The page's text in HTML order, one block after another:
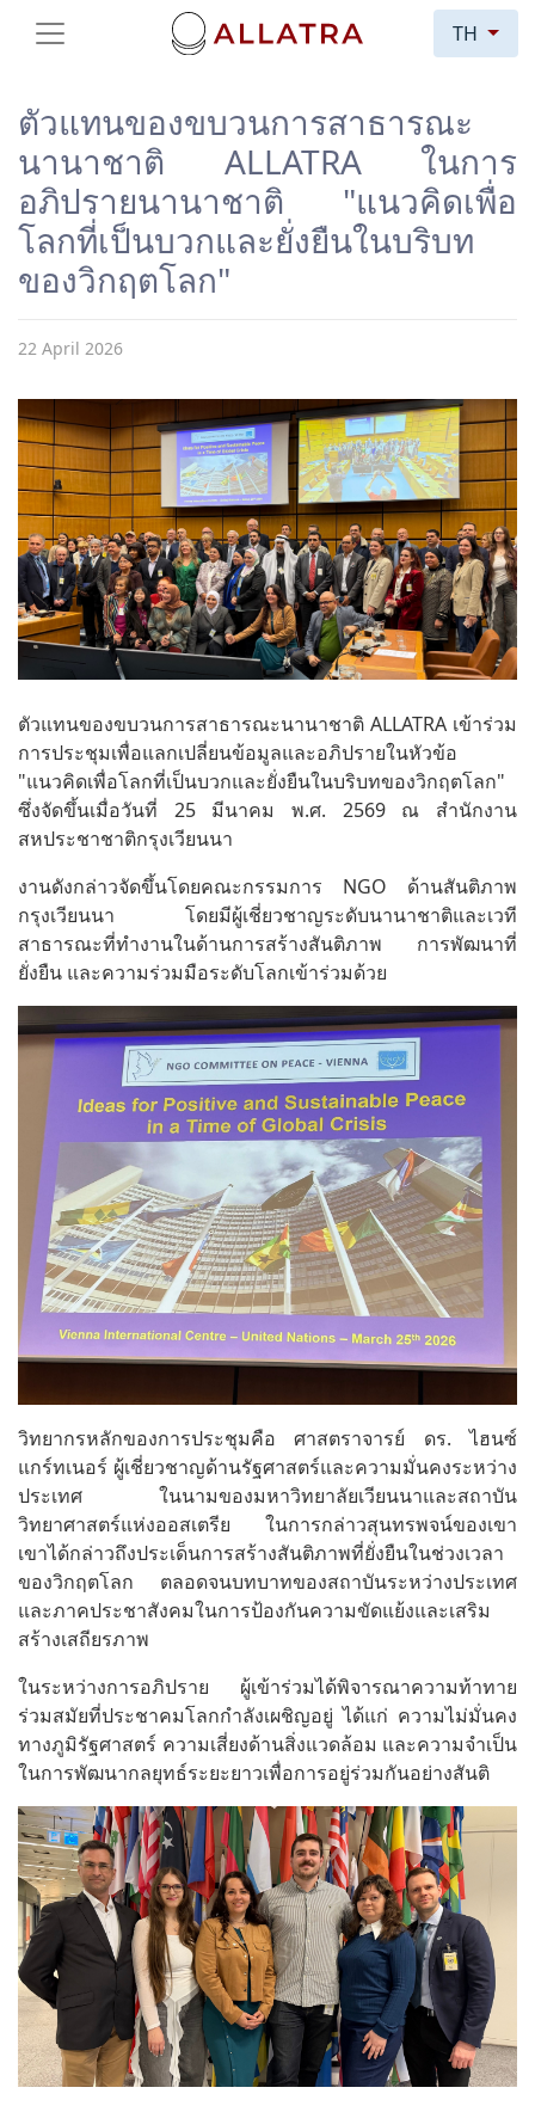
TH
ตัวแทนของขบวนการสาธารณะ
นานาชาติ ALLATRA ในการ
อภิปรายนานาชาติ "แนวคิดเพื่อ
โลกที่เป็นบวกและยั่งยืนในบริบท
ของวิกฤตโลก"
22 April 2026
ตัวแทนของขบวนการสาธารณะนานาชาติ ALLATRA เข้าร่วม
การประชุมเพื่อแลกเปลี่ยนข้อมูลและอภิปรายในหัวข้อ
"แนวคิดเพื่อโลกที่เป็นบวกและยั่งยืนในบริบทของวิกฤตโลก"
ซึ่งจัดขึ้นเมื่อวันที่ 25 มีนาคม พ.ศ. 2569 ณ สำนักงาน
สหประชาชาติกรุงเวียนนา
งานดังกล่าวจัดขึ้นโดยคณะกรรมการ NGO ด้านสันติภาพ
กรุงเวียนนา โดยมีผู้เชี่ยวชาญระดับนานาชาติและเวที
สาธารณะที่ทำงานในด้านการสร้างสันติภาพ การพัฒนาที่
ยั่งยืน และความร่วมมือระดับโลกเข้าร่วมด้วย
วิทยากรหลักของการประชุมคือ ศาสตราจารย์ ดร. ไฮนซ์
แกร์ทเนอร์ ผู้เชี่ยวชาญด้านรัฐศาสตร์และความมั่นคงระหว่าง
ประเทศ ในนามของมหาวิทยาลัยเวียนนาและสถาบัน
วิทยาศาสตร์แห่งออสเตรีย ในการกล่าวสุนทรพจน์ของเขา
เขาได้กล่าวถึงประเด็นการสร้างสันติภาพที่ยั่งยืนในช่วงเวลา
ของวิกฤตโลก ตลอดจนบทบาทของสถาบันระหว่างประเทศ
และภาคประชาสังคมในการป้องกันความขัดแย้งและเสริม
สร้างเสถียรภาพ
ในระหว่างการอภิปราย ผู้เข้าร่วมได้พิจารณาความท้าทาย
ร่วมสมัยที่ประชาคมโลกกำลังเผชิญอยู่ ได้แก่ ความไม่มั่นคง
ทางภูมิรัฐศาสตร์ ความเสี่ยงด้านสิ่งแวดล้อม และความจำเป็น
ในการพัฒนากลยุทธ์ระยะยาวเพื่อการอยู่ร่วมกันอย่างสันติ